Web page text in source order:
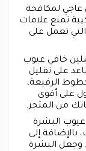
عاجي لمكافحة
تمنع علامات
تعمل على
خافي عيوب
على تقليل
الرفيعة،
على أقوى
من المتجر.
البشرة
بالإضافة إلى
وجعل البشرة